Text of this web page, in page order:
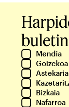
Mendia
Goizekoa
Astekaria
Bizkaia
Nafarroa